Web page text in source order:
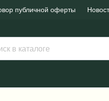
публичной оферты